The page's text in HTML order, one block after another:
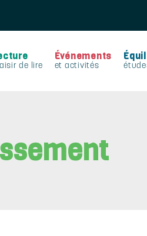
de lire
Événements
et activités